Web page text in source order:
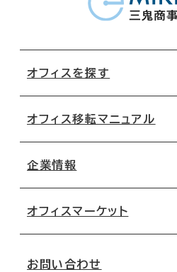
オフィスを探す
地図から探す
路線・駅から探す
オフィス移転マニュアル
移転コストシミュレーション
移転スケジュール
オフィス移転Q&A
企業情報
オフィスマーケット
お問い合わせ